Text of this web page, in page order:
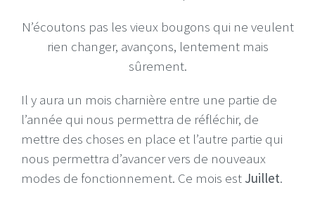
N’écoutons pas les vieux bougons qui ne veulent
rien changer, avançons, lentement mais
sûrement.
Il y aura un mois charnière entre une partie de
l’année qui nous permettra de réfléchir, de
mettre des choses en place et l’autre partie qui
nous permettra d’avancer vers de nouveaux
modes de fonctionnement. Ce mois est Juillet.